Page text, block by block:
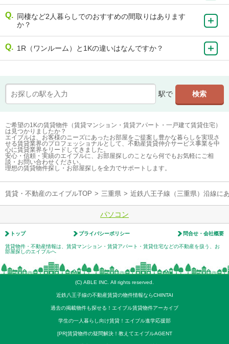
同棲など2人暮らしでのおすすめの間取りはあります
か？
1R（ワンルーム）と1Kの違いはなんですか？
駅で
ご希望の1Kの賃貸物件（賃貸マンション・賃貸アパート・一戸建て賃貸住宅）
は見つかりましたか？
エイブルは、お客様のニーズにあったお部屋をご提案し豊かな暮らしを実現さ
せる賃貸業界のプロフェッショナルとして、不動産賃貸仲介サービス事業を中
心に賃貸業界をリードしてきました。
安心・信頼・実績のエイブルに、お部屋探しのことなら何でもお気軽にご相
談・お問い合わせください。
理想の賃貸物件探し・お部屋探しを全力でサポートします。
賃貸・不動産のエイブルTOP > 三重県 > 近鉄八王子線（三重県）沿線に
パソコン
トップ プライバシーポリシー 問合せ・会社概要
賃貸物件・不動産情報は、賃貸マンション・賃貸アパート・賃貸住宅などの不動産を扱う、お
部屋探しのエイブルへ
(C) ABLE INC. All rights reserved.
近鉄八王子線の不動産賃貸の物件情報ならCHINTAI
過去の掲載物件も探せる！エイブル賃貸物件アーカイブ
学生の一人暮らし向け賃貸！エイブル進学応援部
[PR]賃貸物件の疑問解決！教えてエイブルAGENT